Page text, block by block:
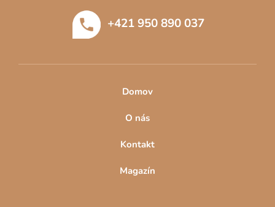
+421 950 890 037
Domov
O nás
Kontakt
Magazín